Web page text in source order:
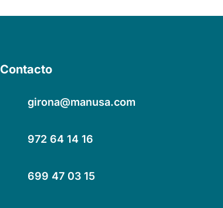
Contacto
girona@manusa.com
972 64 14 16
699 47 03 15